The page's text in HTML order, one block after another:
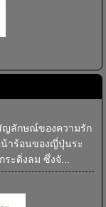
ญลักษณ์ของความรัก
าร้อนของญี่ปุ่นระ
ะดิ่งลม ซึ่งจั...